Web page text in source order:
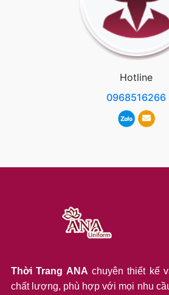
Hotline
0968516266
Thời Trang ANA chuyên thiết kế
chất lượng, phù hợp với mọi nhu